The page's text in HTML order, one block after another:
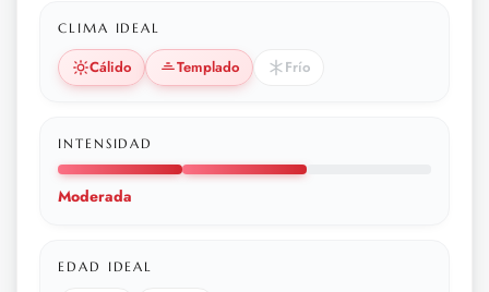
CLIMA IDEAL
Cálido Templado Frío
INTENSIDAD
Moderada
EDAD IDEAL